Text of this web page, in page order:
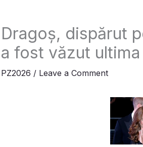
Dragoș, dispărut
a fost văzut
PZ2026 / Leave a Comment